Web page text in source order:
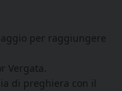
per raggiungere
Vergata.
di preghiera con il